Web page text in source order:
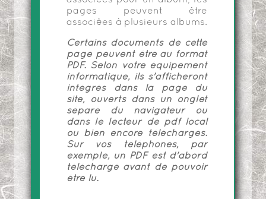
pages peuvent être
associées à plusieurs albums.
Certains documents de cette
page peuvent être au format
PDF. Selon votre équipement
informatique, ils s'afficheront
intégrés dans la page du
site, ouverts dans un onglet
séparé du navigateur ou
dans le lecteur de pdf local
ou bien encore téléchargés.
Sur vos téléphones, par
exemple, un PDF est d'abord
téléchargé avant de pouvoir
être lu.